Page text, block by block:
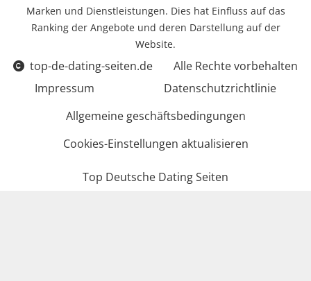
Marken und Dienstleistungen. Dies hat Einfluss auf das
Ranking der Angebote und deren Darstellung auf der
Website.
top-de-dating-seiten.de
Alle Rechte vorbehalten
Impressum
Datenschutzrichtlinie
Allgemeine geschäftsbedingungen
Cookies-Einstellungen aktualisieren
Top Deutsche Dating Seiten